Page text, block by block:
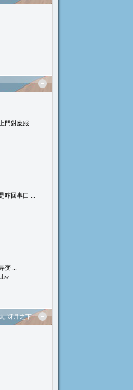
門對應服 ...
咋回事口 ...
变 ...
,冴月之下